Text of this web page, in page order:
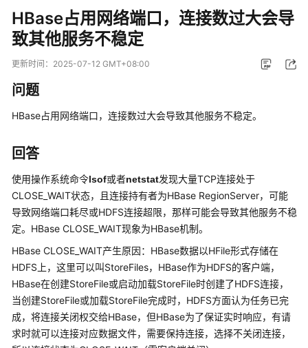
动
态
服
务
公
告
产
品
介
绍
计
说
明
快
速
入
HBase占用网络端口，连接数过大会导
致其他服务不稳定
更新时间： 2025-07-12 GMT+08:00
问题
HBase占用网络端口，连接数过大会导致其他服务不稳定。
回答
使用操作系统命令lsof或者netstat发现大量TCP连接处于
CLOSE_WAIT状态，且连接持有者为HBase RegionServer，可能
导致网络端口耗尽或HDFS连接超限，那样可能会导致其他服务不稳
定。HBase CLOSE_WAIT现象为HBase机制。
HBase CLOSE_WAIT产生原因：HBase数据以HFile形式存储在
HDFS上，这里可以叫StoreFiles，HBase作为HDFS的客户端，
HBase在创建StoreFile或启动加载StoreFile时创建了HDFS连接，
当创建StoreFile或加载StoreFile完成时，HDFS方面认为任务已完
成，将连接关闭权交给HBase，但HBase为了保证实时响应，有请
求时就可以连接对应数据文件，需要保持连接，选择不关闭连接，